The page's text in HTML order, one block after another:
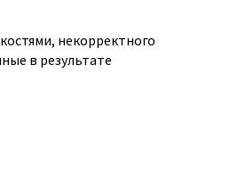
некорректного
в результате